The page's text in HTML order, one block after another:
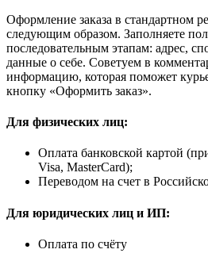
Оформление заказа в стандартном
следующим образом. Заполняете
последовательным этапам: адрес,
данные о себе. Советуем в
информацию, которая поможет
кнопку «Оформить заказ».
Для физических лиц:
Оплата банковской картой
Visa, MasterCard);
Переводом на счет в
Для юридических лиц и ИП:
Оплата по счёту